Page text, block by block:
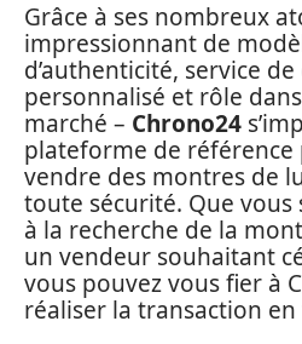
Grâce à ses nombreux
impressionnant de
d’authenticité, service
personnalisé et rôle
marché – Chrono24
plateforme de
vendre des montres de
toute sécurité. Que vous
à la recherche de la
un vendeur souhaitant
vous pouvez vous fier à
réaliser la transaction